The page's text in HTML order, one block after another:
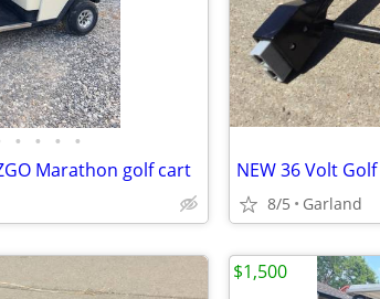
• • • •
Marathon golf cart
8/5 Garland
$1,500